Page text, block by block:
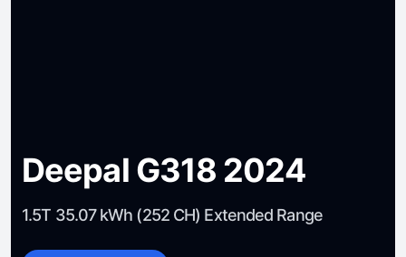
Deepal G318 2024
1.5T 35.07 kWh (252 CH) Extended Range